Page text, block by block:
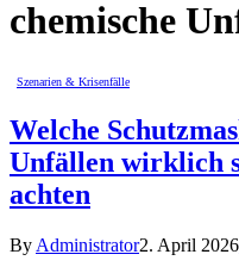
chemische
Szenarien & Krisenfälle
Welche
Unfällen wirklich
achten
By Administrator2. April 2026